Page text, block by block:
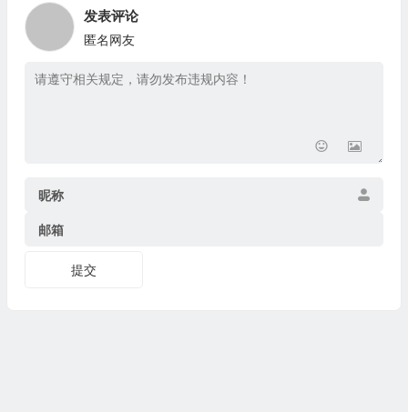
发表评论
匿名网友
昵称
邮箱
提交